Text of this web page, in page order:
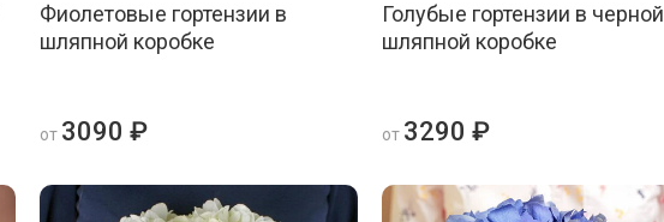
Фиолетовые гортензии в
шляпной коробке
от 3090 ₽
Голубые гортензии в черной
шляпной коробке
от 3290 ₽